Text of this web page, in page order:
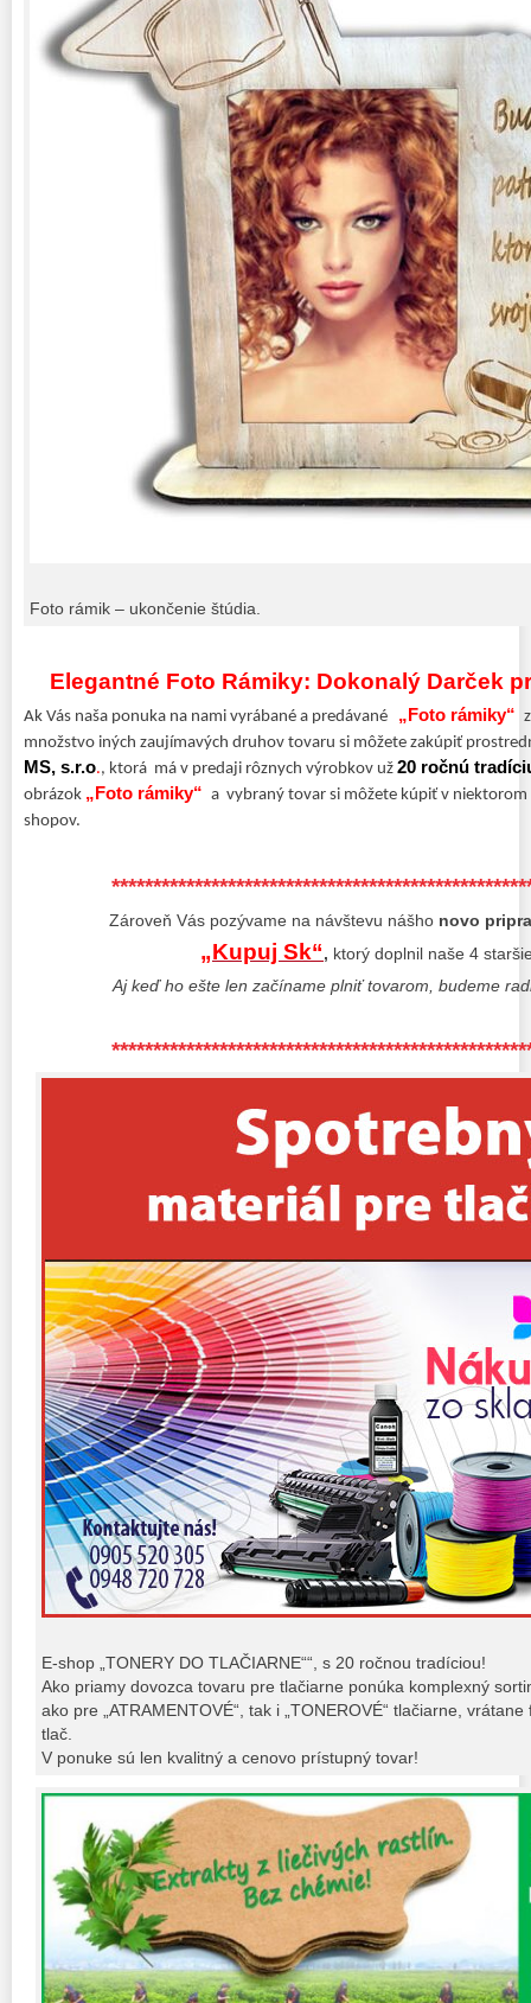
Foto rámik – ukončenie štúdia.
Elegantné Foto Rámiky: Dokonalý Darček
Ak Vás naša ponuka na nami vyrábané a predávané „Foto rámiky“
množstvo iných zaujímavých druhov tovaru si môžete zakúpiť
MS, s.r.o., ktorá má v predaji rôznych výrobkov už 20 ročnú
obrázok „Foto rámiky“ a vybraný tovar si môžete kúpiť v niektorom
shopov.
Zároveň Vás pozývame na návštevu nášho novo
„Kupuj Sk“, ktorý doplnil naše 4
Aj keď ho ešte len začíname plniť tovarom, budeme
E-shop „TONERY DO TLAČIARNE““, s 20 ročnou tradíciou!
Ako priamy dovozca tovaru pre tlačiarne ponúka komplexný
ako pre „ATRAMENTOVÉ“, tak i „TONEROVÉ“ tlačiarne,
tlač.
V ponuke sú len kvalitný a cenovo prístupný tovar!